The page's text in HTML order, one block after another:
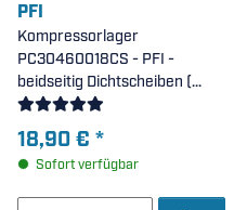
PFI
Kompressorlager
PC30460018CS - PFI -
beidseitig Dichtscheiben (
30x46x16/18mm )
18,90 € *
Sofort verfügbar